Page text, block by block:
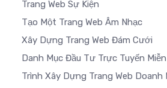
Trang Web Sự Kiện
Tạo Một Trang Web Âm Nhạc
Xây Dựng Trang Web Đám Cưới
Danh Mục Đầu Tư Trực Tuyến
Trình Xây Dựng Trang Web Doanh